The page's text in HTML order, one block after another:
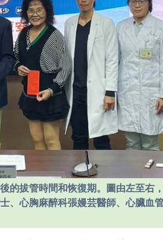
的拔管時間和恢復期。圖由左至右
、心胸麻醉科張嫚芸醫師、心臟血